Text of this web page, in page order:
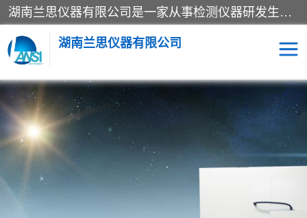
湖南兰思仪器有限公司是一家从事检测仪器研发生产销售和维修保养服务的综合型企业，产品符合国际标准可按需定制专业售前售后工程师，主要有门窗性能体验箱、门窗隔音展示箱、恒温恒湿试验箱、步入式恒温恒湿房、高低温试验箱、老化试验箱、老化试验房、恒温恒湿培养箱、水泥标准养护试验箱、电热鼓风干燥试验箱、真空干燥箱、工业烤箱、盐雾腐蚀试验箱等。
湖南兰思仪器有限公司
老化房 恒温恒湿试验箱
工业烘箱 门窗体验箱